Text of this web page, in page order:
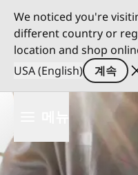
We noticed you're
different country or
location and shop
USA (English)
계속
텐
츠